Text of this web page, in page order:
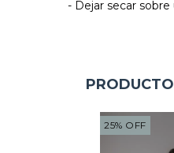
- Dejar secar
25% OFF